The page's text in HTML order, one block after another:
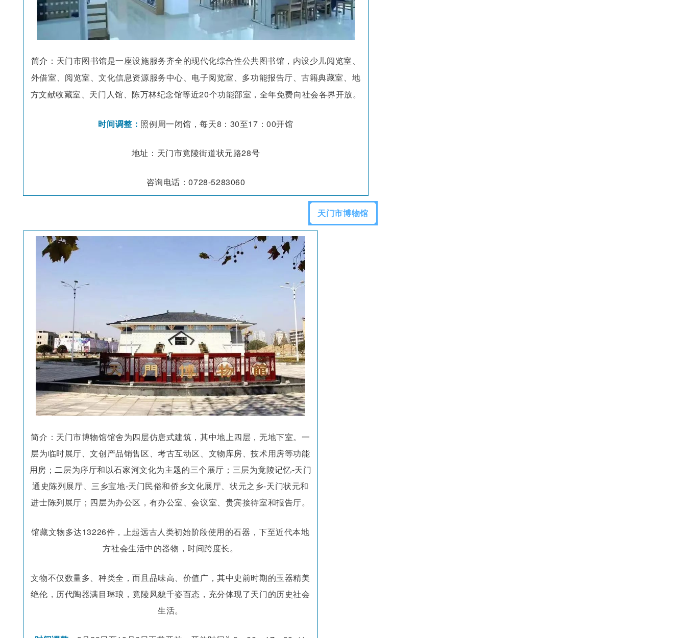
简介： 天门市图书馆是一座设施服务齐全的现代化综合性公共图书馆，内设少儿阅览室、
外借室、阅览室、文化信息资源服务中心、电子阅览室、多功能报告厅、古籍典藏室、地
方文献收藏室、天门人馆、陈万林纪念馆等近20个功能部室，全年免费向社会各界开放。
时间调整： 照例周一闭馆，每天8：30至17 ：00开馆
地址： 天门市竟陵街道状元路28号
咨询电话：0728-5283060
天门市博物馆
简介：天门市博物馆馆舍为四层仿唐式建筑，其中地上四层，无地下室。一
层为临时展厅、文创产品销售区、考古互动区、文物库房、技术用房等功能
用房；二层为序厅和以石家河文化为主题的三个展厅；三层为竟陵记忆-天门
通史陈列展厅、三乡宝地-天门民俗和侨乡文化展厅、状元之乡-天门状元和
进士陈列展厅；四层为办公区，有办公室、会议室、贵宾接待室和报告厅。
馆藏文物多达13226件，上起远古人类初始阶段使用的石器，下至近代本地
方社会生活中的器物，时间跨度长。
文物不仅数量多、种类全，而且品味高、价值广，其中史前时期的玉器精美
绝伦，历代陶器满目琳琅，竟陵风貌千姿百态，充分体现了天门的历史社会
生活。